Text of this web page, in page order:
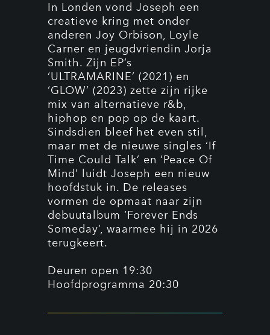
In Londen vond Joseph een
creatieve kring met onder
anderen Joy Orbison, Loyle
Carner en jeugdvriendin Jorja
Smith. Zijn EP’s
‘ULTRAMARINE’ (2021) en
‘GLOW’ (2023) zette zijn rijke
mix van alternatieve r&b,
hiphop en pop op de kaart.
Sindsdien bleef het even stil,
maar met de nieuwe singles ‘If
Time Could Talk’ en ‘Peace Of
Mind’ luidt Joseph een nieuw
hoofdstuk in. De releases
vormen de opmaat naar zijn
debuutalbum ‘Forever Ends
Someday’, waarmee hij in 2026
terugkeert.
Deuren open 19:30
Hoofdprogramma 20:30